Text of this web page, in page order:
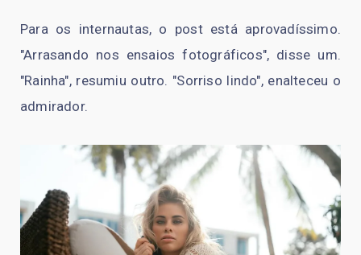
Para os internautas, o post está aprovadíssimo.
"Arrasando nos ensaios fotográficos", disse um.
"Rainha", resumiu outro. "Sorriso lindo", enalteceu o
admirador.